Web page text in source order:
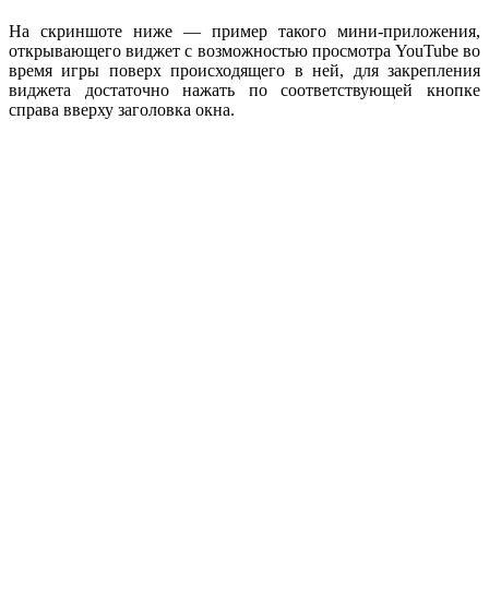
На скриншоте ниже — пример такого мини-приложения,
открывающего виджет с возможностью просмотра YouTube во
время игры поверх происходящего в ней, для закрепления
виджета достаточно нажать по соответствующей кнопке
справа вверху заголовка окна.